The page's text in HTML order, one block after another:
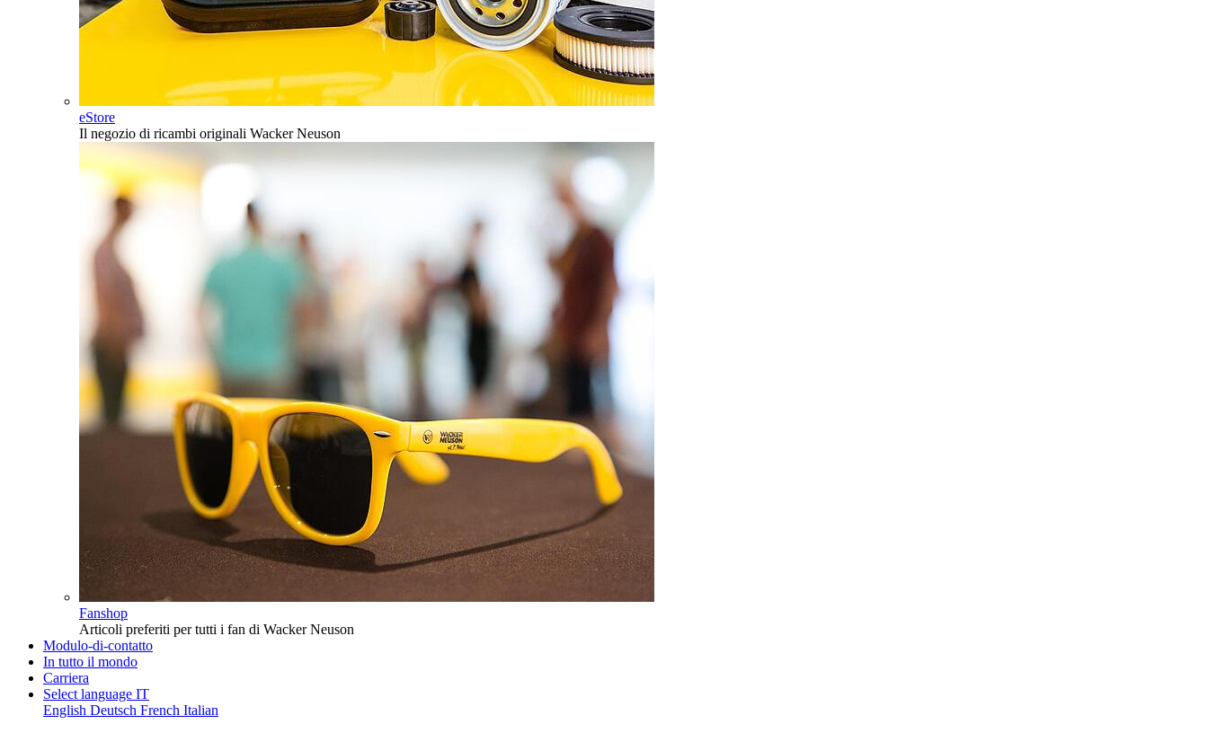
eStore
Il negozio di ricambi originali Wacker Neuson
Fanshop
Articoli preferiti per tutti i fan di Wacker Neuson
Modulo-di-contatto
In tutto il mondo
Carriera
Select language IT
English Deutsch French Italian